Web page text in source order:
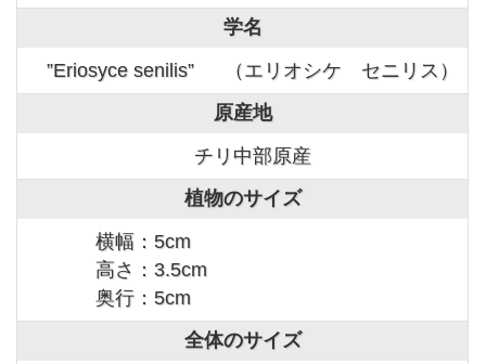
学名
”Eriosyce senilis” （エリオシケ セニリス）
原産地
チリ中部原産
植物のサイズ
横幅：5cm
高さ：3.5cm
奥行：5cm
全体のサイズ